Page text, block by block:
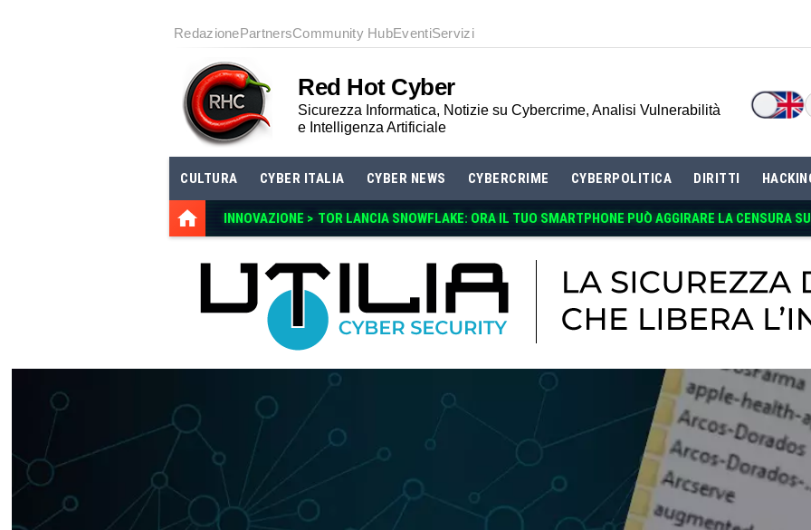
RedazionePartnersCommunity HubEventiServizi
Red Hot Cyber
Sicurezza Informatica, Notizie su Cybercrime, Analisi Vulnerabilità
e Intelligenza Artificiale
CULTURA CYBER ITALIA CYBER NEWS CYBERCRIME CYBERPOLITICA DIRITTI
INNOVAZIONE > TOR LANCIA SNOWFLAKE: ORA IL TUO SMARTPHONE PUÒ AGGIRARE LA CENSURA